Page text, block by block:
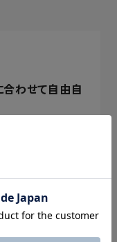
合わせて自由自